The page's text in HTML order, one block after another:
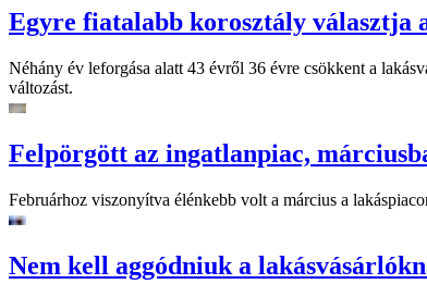
Egyre fiatalabb korosztály választja
Néhány év leforgása alatt 43 évről 36 évre csökkent a
változást.
Felpörgött az ingatlanpiac,
Februárhoz viszonyítva élénkebb volt a március a
Nem kell aggódniuk a